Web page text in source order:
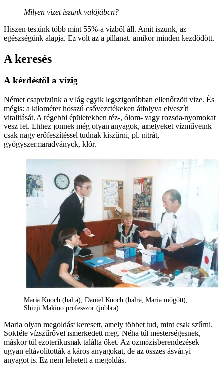
Milyen vizet iszunk valójában?
Hiszen testünk több mint 55%-a vízből áll. Amit iszunk, az
egészségünk alapja. Ez volt az a pillanat, amikor minden kezdődött.
A keresés
A kérdéstől a vízig
Német csapvizünk a világ egyik legszigorúbban ellenőrzött vize. És
mégis: a kilométer hosszú csővezetékeken átfolyva elveszíti
vitalitását. A régebbi épületekben réz-, ólom- vagy rozsda-nyomokat
vesz fel. Ehhez jönnek még olyan anyagok, amelyeket vízműveink
csak nagy erőfeszítéssel tudnak kiszűrni, pl. nitrát,
gyógyszermaradványok, klór.
Maria Knoch (balra), Daniel Knoch (balra, Maria mögött),
Shinji Makino professzor (jobbra)
Maria olyan megoldást keresett, amely többet tud, mint csak szűrni.
Sokféle vízszűrővel ismerkedett meg. Néha túl mesterségesnek,
máskor túl ezoterikusnak találta őket. Az ozmózisberendezések
ugyan eltávolították a káros anyagokat, de az összes ásványi
anyagot is. Ez nem lehetett a megoldás.